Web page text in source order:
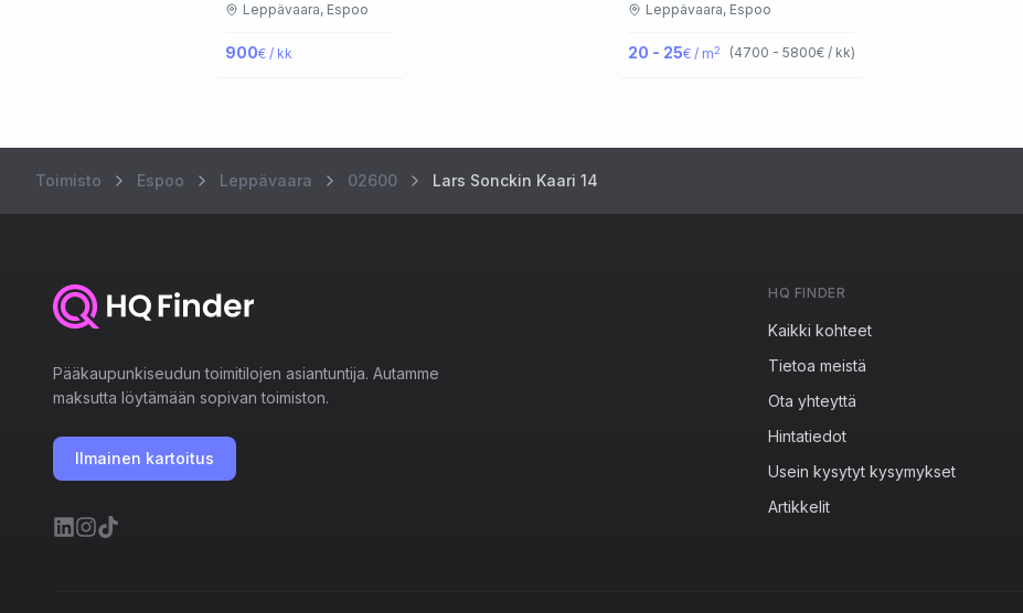
Leppävaara, Espoo
900€ / kk
Leppävaara, Espoo
20 - 25€ / m2 (4700 - 5800€ / kk)
Toimisto Espoo Leppävaara 02600 Lars Sonckin Kaari 14
Pääkaupunkiseudun toimitilojen asiantuntija. Autamme
maksutta löytämään sopivan toimiston.
Ilmainen kartoitus
HQ FINDER
Kaikki kohteet
Tietoa meistä
Ota yhteyttä
Hintatiedot
Usein kysytyt kysymykset
Artikkelit